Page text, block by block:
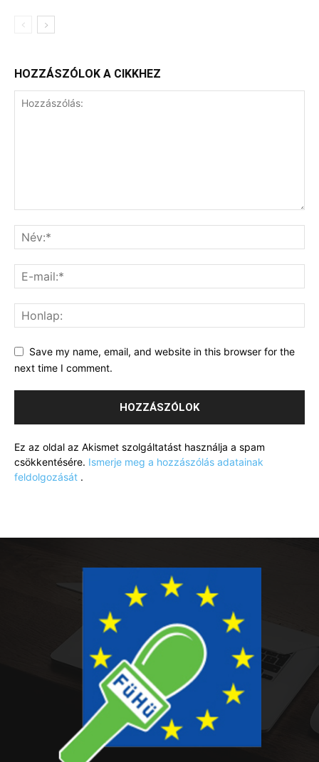
HOZZÁSZÓLOK A CIKKHEZ
Save my name, email, and website in this browser for the
next time I comment.
Ez az oldal az Akismet szolgáltatást használja a spam
csökkentésére. Ismerje meg a hozzászólás adatainak
feldolgozását .